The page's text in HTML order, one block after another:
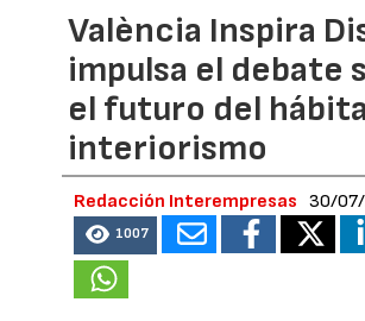
València Inspira
impulsa el debate
el futuro del
interiorismo
Redacción Interempresas 30/
1007